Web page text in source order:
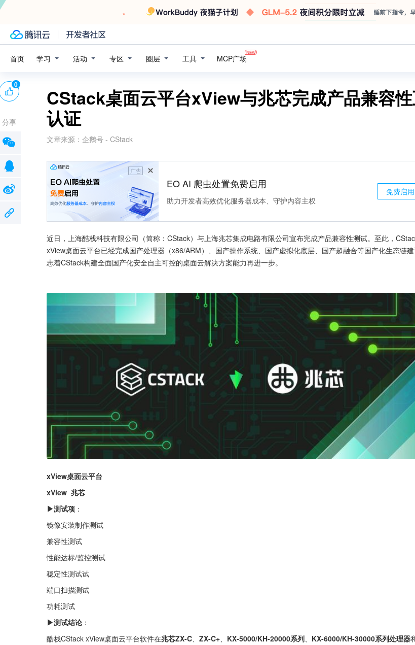
首页 学习 活动 专区 圈层 工具 MCP广场
CStack桌面云平台xView与兆芯完成产品兼容
认证
文章来源： 企鹅号 - CStack
广告
EO AI 爬虫处置免费启用
助力开发者高效优化服务器成本、守护内容主权
免费启用
近日，上海酷栈科技有限公司（简称：CStack）与上海兆芯集成电路有限公司宣布完成产品兼容性测试。至此，
xView桌面云平台已经完成国产处理器（x86/ARM）、国产操作系统、国产虚拟化底层、国产超融合等国产化生态链
志着CStack构建全面国产化安全自主可控的桌面云解决方案能力再进一步。
xView桌面云平台
xView  兆芯
▶测试项 ：
镜像安装制作测试
兼容性测试
性能达标/监控测试
稳定性测试试
端口扫描测试
功耗测试
▶测试结论 ：
酷栈CStack xView桌面云平台软件在兆芯ZX-C、 ZX-C+、 KX-5000/KH-20000系列、 KX-6000/KH-30000系列处理器
0
分享